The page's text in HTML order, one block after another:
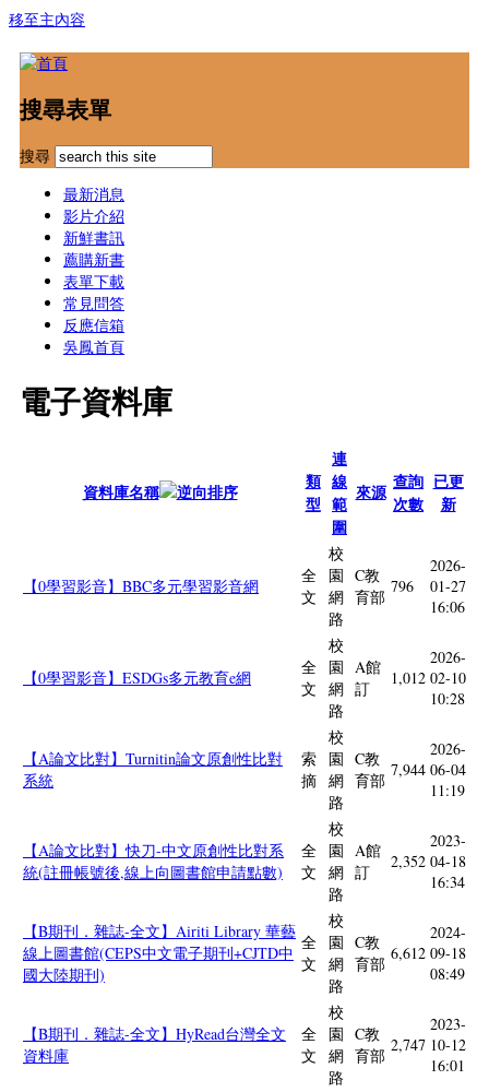
移至主內容
搜尋表單
搜尋
最新消息
影片介紹
新鮮書訊
薦購新書
表單下載
常見問答
反應信箱
吳鳳首頁
電子資料庫
資料庫名稱
類
型
連
線
範
圍
來源 查詢
次數
已更
新
【0學習影音】BBC多元學習影音網
全
文
校
園
網
路
C教
育部
796
2026-
01-27
16:06
【0學習影音】ESDGs多元教育e網
全
文
校
園
網
路
A館
訂
1,012
2026-
02-10
10:28
【A論文比對】Turnitin論文原創性比對
系統
索
摘
校
園
網
路
C教
育部
7,944
2026-
06-04
11:19
【A論文比對】快刀-中文原創性比對系
統(註冊帳號後,線上向圖書館申請點數)
全
文
校
園
網
路
A館
訂
2,352
2023-
04-18
16:34
【B期刊．雜誌-全文】Airiti Library 華藝
線上圖書館(CEPS中文電子期刊+CJTD中
國大陸期刊)
全
文
校
園
網
路
C教
育部
6,612
2024-
09-18
08:49
【B期刊．雜誌-全文】HyRead台灣全文
資料庫
全
文
校
園
網
路
C教
育部
2,747
2023-
10-12
16:01